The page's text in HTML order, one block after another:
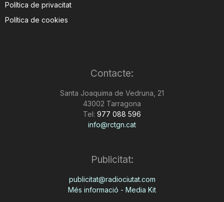
Política de privacitat
Política de cookies
Contacte:
Santa Joaquima de Vedruna, 21
43002 Tarragona
Tel: 977 088 596
info@rctgn.cat
Publicitat:
publicitat@radiociutat.com
Més informació - Media Kit